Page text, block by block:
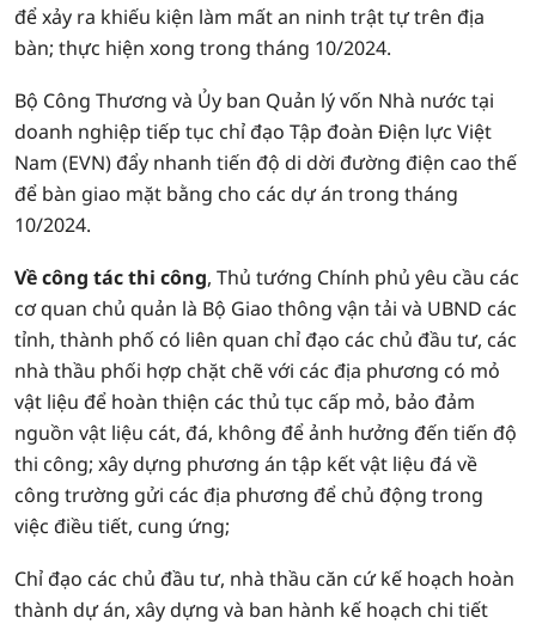
để xảy ra khiếu kiện làm mất an ninh trật tự trên địa
bàn; thực hiện xong trong tháng 10/2024.
Bộ Công Thương và Ủy ban Quản lý vốn Nhà nước tại
doanh nghiệp tiếp tục chỉ đạo Tập đoàn Điện lực Việt
Nam (EVN) đẩy nhanh tiến độ di dời đường điện cao thế
để bàn giao mặt bằng cho các dự án trong tháng
10/2024.
Về công tác thi công, Thủ tướng Chính phủ yêu cầu các
cơ quan chủ quản là Bộ Giao thông vận tải và UBND các
tỉnh, thành phố có liên quan chỉ đạo các chủ đầu tư, các
nhà thầu phối hợp chặt chẽ với các địa phương có mỏ
vật liệu để hoàn thiện các thủ tục cấp mỏ, bảo đảm
nguồn vật liệu cát, đá, không để ảnh hưởng đến tiến độ
thi công; xây dựng phương án tập kết vật liệu đá về
công trường gửi các địa phương để chủ động trong
việc điều tiết, cung ứng;
Chỉ đạo các chủ đầu tư, nhà thầu căn cứ kế hoạch hoàn
thành dự án, xây dựng và ban hành kế hoạch chi tiết